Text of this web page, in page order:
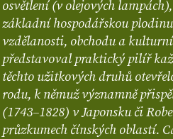
osvětlení (v olejových
základní hospodářskou
vzdělanosti, obchodu a
představoval praktický pilíř
těchto užitkových druhů
rodu, k němuž významně
(1743–1828) v Japonsku či
průzkumech čínských oblastí.